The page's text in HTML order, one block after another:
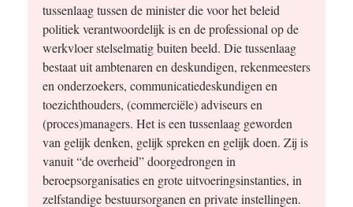
tussenlaag tussen de minister die voor het beleid
politiek verantwoordelijk is en de professional op de
werkvloer stelselmatig buiten beeld. Die tussenlaag
bestaat uit ambtenaren en deskundigen, rekenmeesters
en onderzoekers, communicatiedeskundigen en
toezichthouders, (commerciële) adviseurs en
(proces)managers. Het is een tussenlaag geworden
van gelijk denken, gelijk spreken en gelijk doen. Zij is
vanuit “de overheid” doorgedrongen in
beroepsorganisaties en grote uitvoeringsinstanties, in
zelfstandige bestuursorganen en private instellingen.